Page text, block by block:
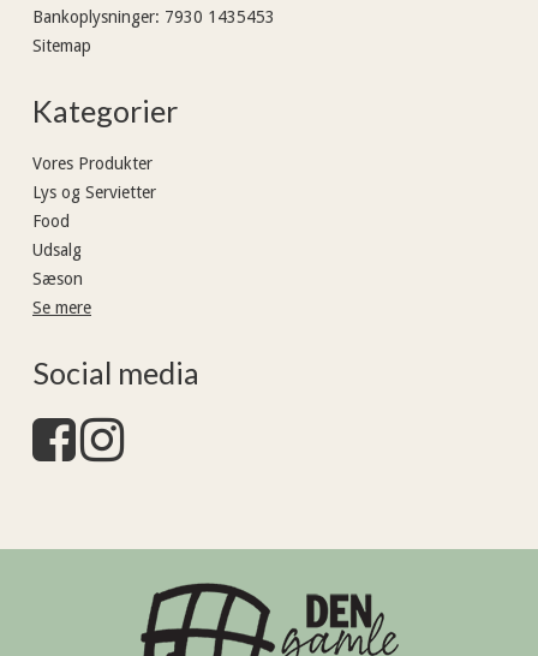
Bankoplysninger: 7930 1435453
Sitemap
Kategorier
Vores Produkter
Lys og Servietter
Food
Udsalg
Sæson
Se mere
Social media